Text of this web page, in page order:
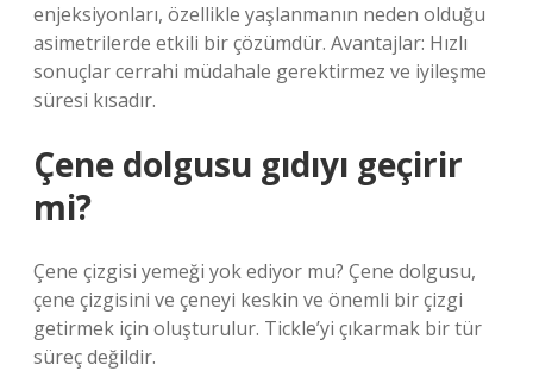
enjeksiyonları, özellikle yaşlanmanın neden olduğu
asimetrilerde etkili bir çözümdür. Avantajlar: Hızlı
sonuçlar cerrahi müdahale gerektirmez ve iyileşme
süresi kısadır.
Çene dolgusu gıdıyı geçirir
mi?
Çene çizgisi yemeği yok ediyor mu? Çene dolgusu,
çene çizgisini ve çeneyi keskin ve önemli bir çizgi
getirmek için oluşturulur. Tickle’yi çıkarmak bir tür
süreç değildir.